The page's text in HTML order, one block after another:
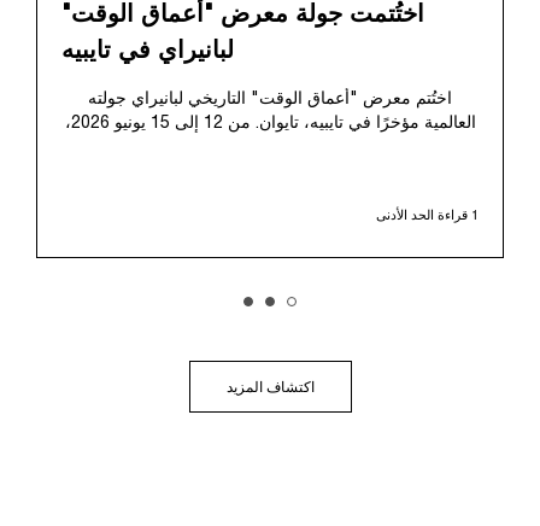
اختُتمت جولة معرض "أعماق الوقت"
لبانيراي في تايبيه
اختُتم معرض "أعماق الوقت" التاريخي لبانيراي جولته
العالمية مؤخرًا في تايبيه، تايوان. من 12 إلى 15 يونيو 2026،
الإرث المحلي والرواية التاريخية العميقة لبانيراي.
للاستخدام المدني، ونموها اللاحق بعد استحواذ مجموعة
ريتشمونت عليها عام 1997.
1 قراءة الحد الأدنى
اكتشاف المزيد